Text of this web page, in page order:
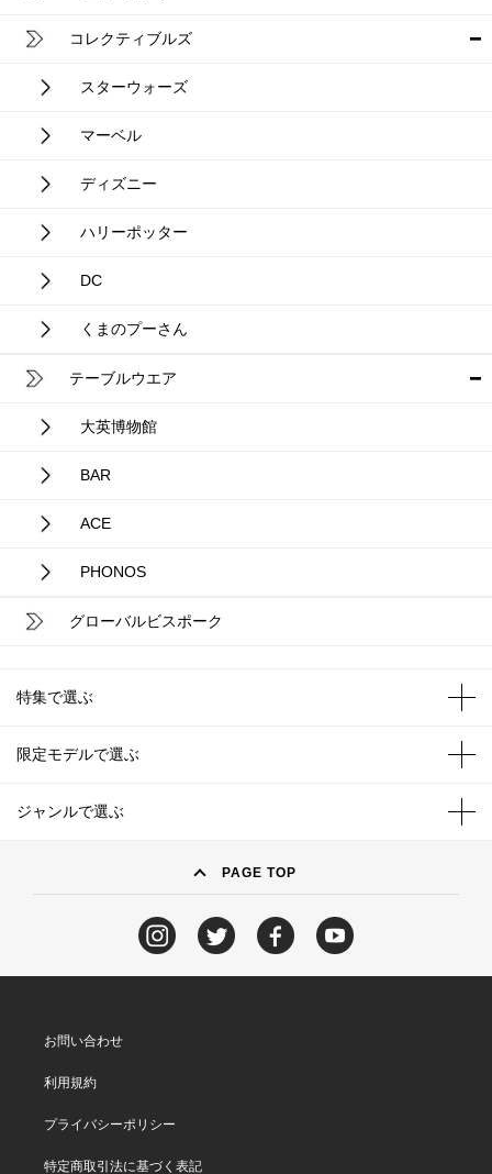
コレクティブルズ
スターウォーズ
マーベル
ディズニー
ハリーポッター
DC
くまのプーさん
テーブルウエア
大英博物館
BAR
ACE
PHONOS
グローバルビスポーク
特集で選ぶ
限定モデルで選ぶ
ジャンルで選ぶ
PAGE TOP
お問い合わせ
利用規約
プライバシーポリシー
特定商取引法に基づく表記